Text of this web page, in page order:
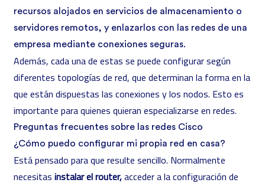
recursos alojados en servicios de almacenamiento o
servidores remotos, y enlazarlos con las redes de una
empresa mediante conexiones seguras.
Además, cada una de estas se puede configurar según
diferentes topologías de red, que determinan la forma en la
que están dispuestas las conexiones y los nodos. Esto es
importante para quienes quieran especializarse en redes.
Preguntas frecuentes sobre las redes Cisco
¿Cómo puedo configurar mi propia red en casa?
Está pensado para que resulte sencillo. Normalmente
necesitas instalar el router,acceder a la configuración de